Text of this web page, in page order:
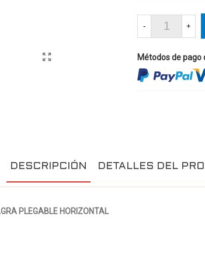
- +
Métodos de pago
DESCRIPCIÓN DETALLES DEL
PLEGABLE HORIZONTAL